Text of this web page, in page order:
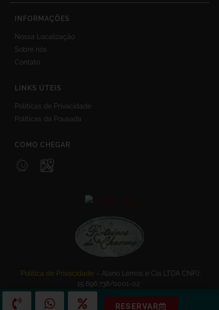
INFORMAÇÕES
Nossa Localização
Sobre nós
Contato
LINKS ÚTEIS
Políticas de Privacidade
Políticas da Pousada
COMO CHEGAR
Política de Privacidade– Alano Lemos e Cia LTDA CNPJ:
15.696.738/0001-02
RESERVAR